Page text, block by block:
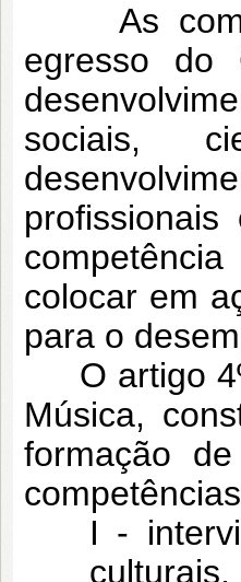
As
egresso do
sociais,
colocar em
para o
O artigo 4º
Música,
formação
I -